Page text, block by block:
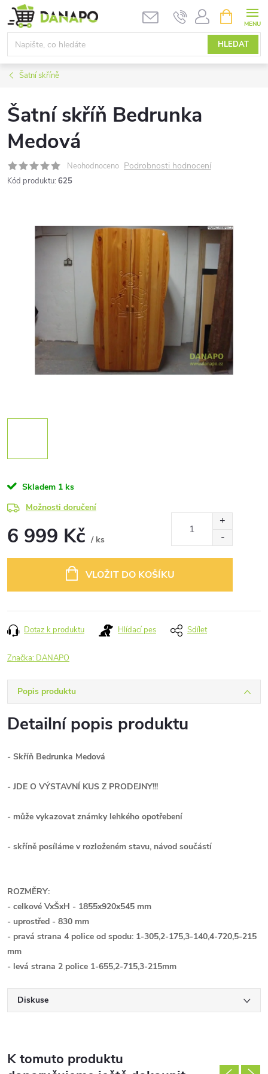
Přejít
na
obsah
HLEDAT
NÁKUPNÍ
KOŠÍK
Šatní skříně
Šatní skříň Bedrunka
Medová
Neohodnoceno Podrobnosti hodnocení
Kód produktu: 625
Skladem 1 ks
Možnosti doručení
6 999 Kč / ks
VLOŽIT DO KOŠÍKU
Dotaz k produktu Hlídací pes Sdílet
Značka: DANAPO
Popis produktu
Detailní popis produktu
- Skříň Bedrunka Medová
- JDE O VÝSTAVNÍ KUS Z PRODEJNY!!!
- může vykazovat známky lehkého opotřebení
- skříně posíláme v rozloženém stavu, návod součástí
ROZMĚRY:
- celkové VxŠxH - 1855x920x545 mm
- uprostřed - 830 mm
- pravá strana 4 police od spodu: 1-305,2-175,3-140,4-720,5-215
mm
- levá strana 2 police 1-655,2-715,3-215mm
Diskuse
K tomuto produktu